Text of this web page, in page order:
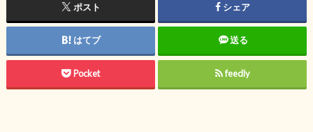
ポスト シェア
はてブ 送る
Pocket feedly